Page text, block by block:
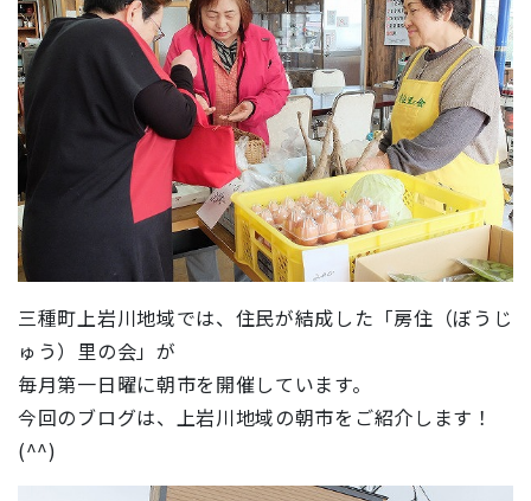
三種町上岩川地域では、住民が結成した「房住（ぼうじ
ゅう）里の会」が
毎月第一日曜に朝市を開催しています。
今回のブログは、上岩川地域の朝市をご紹介します！
(^^)